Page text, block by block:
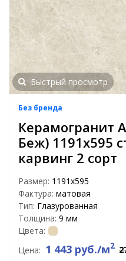
Быстрый просмотр
Без бренда
Керамогранит
Беж) 1191х595
карвинг 2 сорт
Размер: 1191x595
Фактура: матовая
Тип: Глазурованная
Толщина: 9 мм
Цвета:
Цена: 1 443 руб./м2